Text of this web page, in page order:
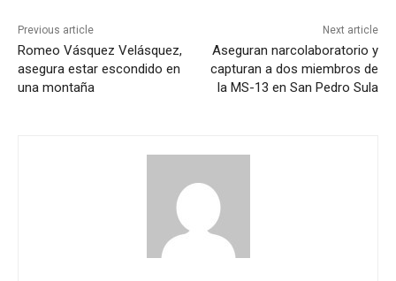
Previous article
Romeo Vásquez Velásquez,
asegura estar escondido en
una montaña
Next article
Aseguran narcolaboratorio y
capturan a dos miembros de
la MS-13 en San Pedro Sula